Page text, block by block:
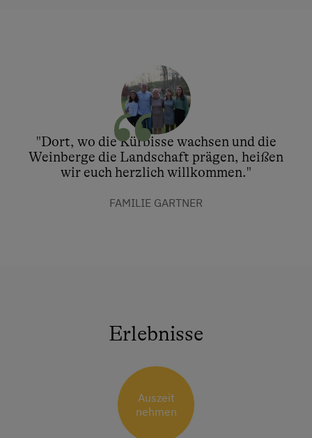
"Dort, wo die Kürbisse wachsen und die
Weinberge die Landschaft prägen, heißen
wir euch herzlich willkommen."
FAMILIE GARTNER
Erlebnisse
Auszeit
nehmen